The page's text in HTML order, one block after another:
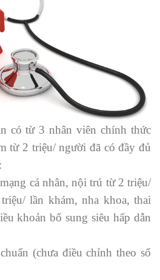
có từ 3 nhân viên chính thức
từ 2 triệu/ người đã có đầy đủ
cá nhân, nội trú từ 2 triệu/
lần khám, nha khoa, thai
khoản bổ sung siêu hấp dẫn
(chưa điều chỉnh theo số